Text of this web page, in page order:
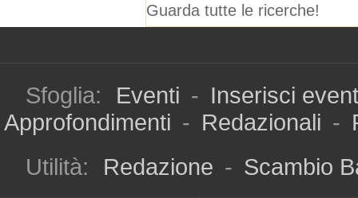
Guarda tutte le ricerche!
Sfoglia: Eventi - Inserisci
Approfondimenti - Redazionali -
Utilità:
Redazione - Scambio